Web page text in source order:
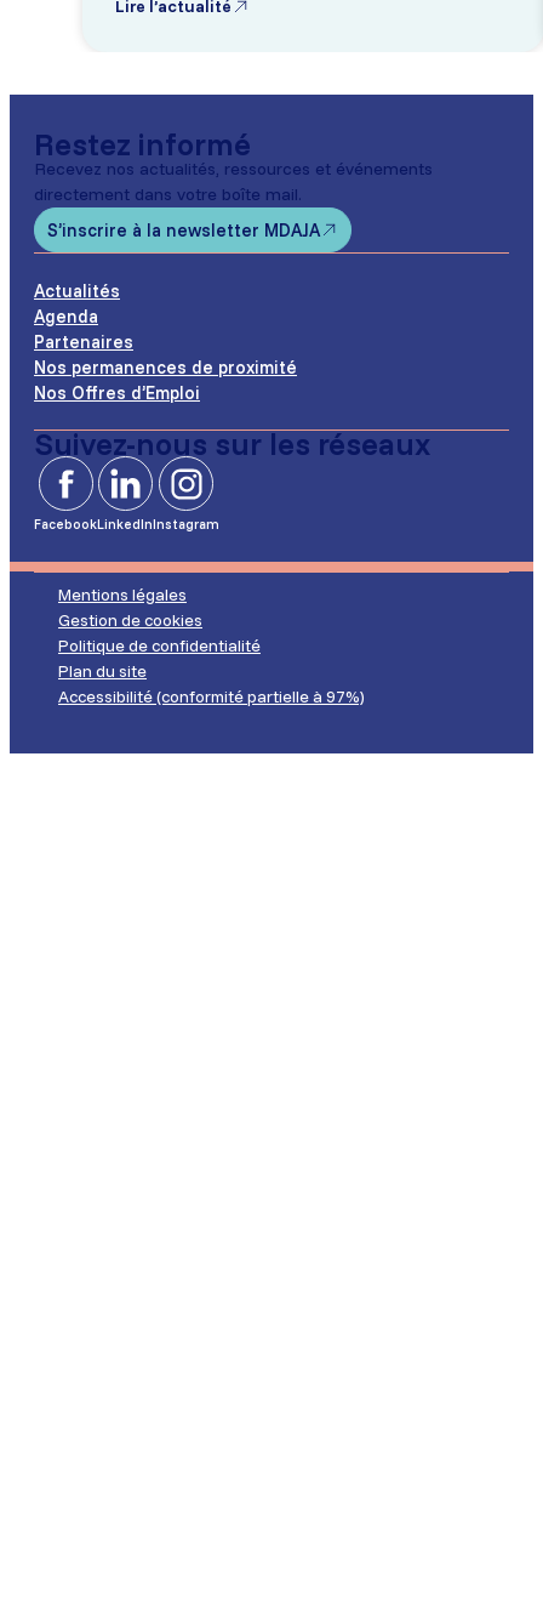
Lire l’actualité
Restez informé
Recevez nos actualités, ressources et événements
directement dans votre boîte mail.
S’inscrire à la newsletter MDAJA
Actualités
Agenda
Partenaires
Nos permanences de proximité
Nos Offres d’Emploi
Suivez-nous sur les réseaux
FacebookLinkedInInstagram
Mentions légales
Gestion de cookies
Politique de confidentialité
Plan du site
Accessibilité (conformité partielle à 97%)